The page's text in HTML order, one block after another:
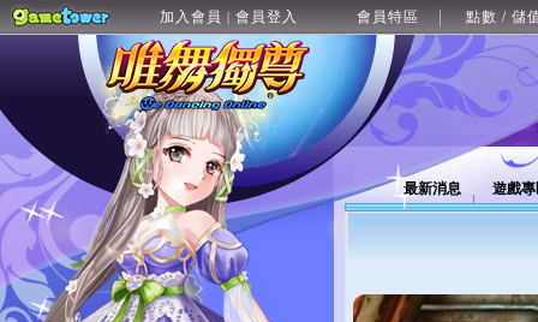
加入會員 | 會員登入 會員特區 點數 / 儲
最新消息 遊戲